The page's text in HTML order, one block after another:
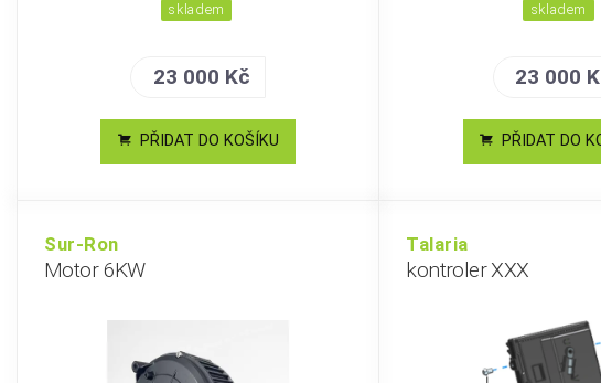
skladem
23 000 Kč
PŘIDAT DO KOŠÍKU
skladem
23 000
PŘIDAT DO
Sur-Ron
Motor 6KW
Talaria
kontroler XXX